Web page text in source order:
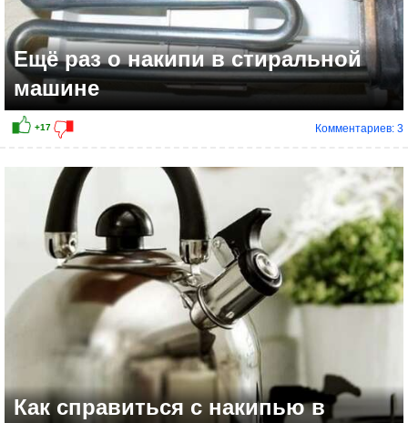
+7
Ещё раз о накипи в стиральной
машине
Комментариев: 3
Как справиться с накипью в